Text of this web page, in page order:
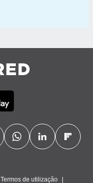
Termos de utilização